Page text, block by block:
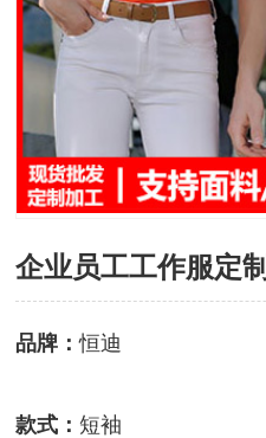
企业员工工作服定制
品牌：恒迪
款式：短袖